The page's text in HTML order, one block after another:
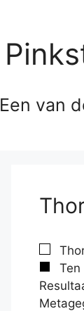
Een van
Ten